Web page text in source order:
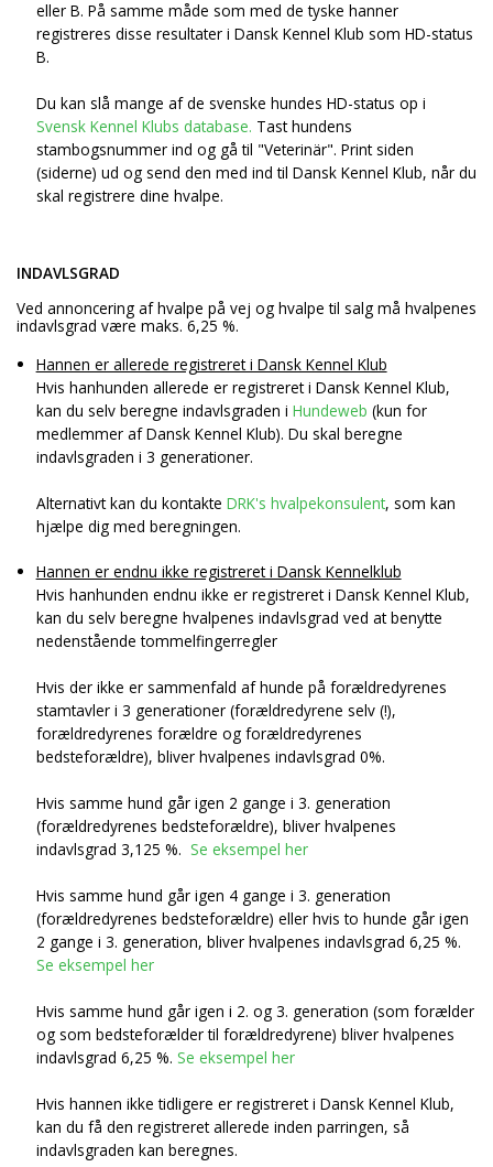
eller B. På samme måde som med de tyske hanner
registreres disse resultater i Dansk Kennel Klub som HD-status
B.
Du kan slå mange af de svenske hundes HD-status op i
Svensk Kennel Klubs database. Tast hundens
stambogsnummer ind og gå til "Veterinär". Print siden
(siderne) ud og send den med ind til Dansk Kennel Klub, når du
skal registrere dine hvalpe.
INDAVLSGRAD
Ved annoncering af hvalpe på vej og hvalpe til salg må hvalpenes
indavlsgrad være maks. 6,25 %.
Hannen er allerede registreret i Dansk Kennel Klub
Hvis hanhunden allerede er registreret i Dansk Kennel Klub,
kan du selv beregne indavlsgraden i Hundeweb (kun for
medlemmer af Dansk Kennel Klub). Du skal beregne
indavlsgraden i 3 generationer.
Alternativt kan du kontakte DRK's hvalpekonsulent, som kan
hjælpe dig med beregningen.
Hannen er endnu ikke registreret i Dansk Kennelklub
Hvis hanhunden endnu ikke er registreret i Dansk Kennel Klub,
kan du selv beregne hvalpenes indavlsgrad ved at benytte
nedenstående tommelfingerregler
Hvis der ikke er sammenfald af hunde på forældredyrenes
stamtavler i 3 generationer (forældredyrene selv (!),
forældredyrenes forældre og forældredyrenes
bedsteforældre), bliver hvalpenes indavlsgrad 0%.
Hvis samme hund går igen 2 gange i 3. generation
(forældredyrenes bedsteforældre), bliver hvalpenes
indavlsgrad 3,125 %. Se eksempel her
Hvis samme hund går igen 4 gange i 3. generation
(forældredyrenes bedsteforældre) eller hvis to hunde går igen
2 gange i 3. generation, bliver hvalpenes indavlsgrad 6,25 %.
Se eksempel her
Hvis samme hund går igen i 2. og 3. generation (som forælder
og som bedsteforælder til forældredyrene) bliver hvalpenes
indavlsgrad 6,25 %. Se eksempel her
Hvis hannen ikke tidligere er registreret i Dansk Kennel Klub,
kan du få den registreret allerede inden parringen, så
indavlsgraden kan beregnes.